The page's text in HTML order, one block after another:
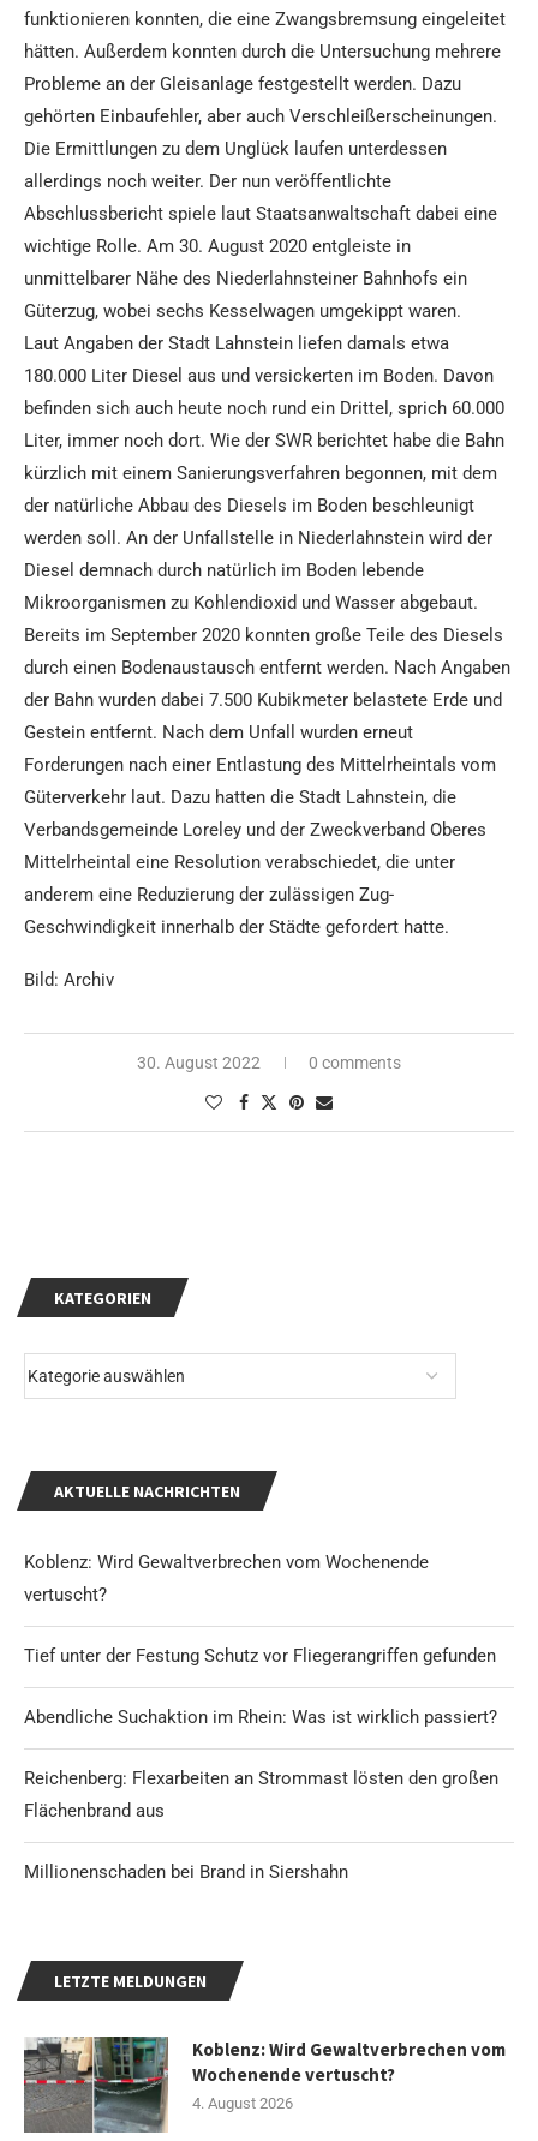
funktionieren konnten, die eine Zwangsbremsung eingeleitet
hätten. Außerdem konnten durch die Untersuchung mehrere
Probleme an der Gleisanlage festgestellt werden. Dazu
gehörten Einbaufehler, aber auch Verschleißerscheinungen.
Die Ermittlungen zu dem Unglück laufen unterdessen
allerdings noch weiter. Der nun veröffentlichte
Abschlussbericht spiele laut Staatsanwaltschaft dabei eine
wichtige Rolle. Am 30. August 2020 entgleiste in
unmittelbarer Nähe des Niederlahnsteiner Bahnhofs ein
Güterzug, wobei sechs Kesselwagen umgekippt waren.
Laut Angaben der Stadt Lahnstein liefen damals etwa
180.000 Liter Diesel aus und versickerten im Boden. Davon
befinden sich auch heute noch rund ein Drittel, sprich 60.000
Liter, immer noch dort. Wie der SWR berichtet habe die Bahn
kürzlich mit einem Sanierungsverfahren begonnen, mit dem
der natürliche Abbau des Diesels im Boden beschleunigt
werden soll. An der Unfallstelle in Niederlahnstein wird der
Diesel demnach durch natürlich im Boden lebende
Mikroorganismen zu Kohlendioxid und Wasser abgebaut.
Bereits im September 2020 konnten große Teile des Diesels
durch einen Bodenaustausch entfernt werden. Nach Angaben
der Bahn wurden dabei 7.500 Kubikmeter belastete Erde und
Gestein entfernt. Nach dem Unfall wurden erneut
Forderungen nach einer Entlastung des Mittelrheintals vom
Güterverkehr laut. Dazu hatten die Stadt Lahnstein, die
Verbandsgemeinde Loreley und der Zweckverband Oberes
Mittelrheintal eine Resolution verabschiedet, die unter
anderem eine Reduzierung der zulässigen Zug-
Geschwindigkeit innerhalb der Städte gefordert hatte.
Bild: Archiv
30. August 2022 0 comments
KATEGORIEN
AKTUELLE NACHRICHTEN
Koblenz: Wird Gewaltverbrechen vom Wochenende
vertuscht?
Tief unter der Festung Schutz vor Fliegerangriffen gefunden
Abendliche Suchaktion im Rhein: Was ist wirklich passiert?
Reichenberg: Flexarbeiten an Strommast lösten den großen
Flächenbrand aus
Millionenschaden bei Brand in Siershahn
LETZTE MELDUNGEN
Koblenz: Wird Gewaltverbrechen vom
Wochenende vertuscht?
4. August 2026